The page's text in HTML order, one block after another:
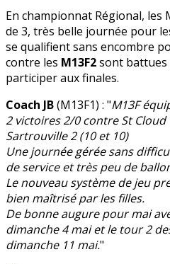
En championnat Régional, les
de 3, très belle journée pour
se qualifient sans encombre
contre les M13F2sont
participer aux finales.
Coach JB(M13F1) : "M13F
2 victoires 2/0 contre St
Sartrouville 2 (10 et 10)
Une journée gérée sans
de service et très peu de
Le nouveau système de jeu
bien maîtrisé par les filles.
De bonne augure pour mai
dimanche 4 mai et le tour 2
dimanche 11 mai."